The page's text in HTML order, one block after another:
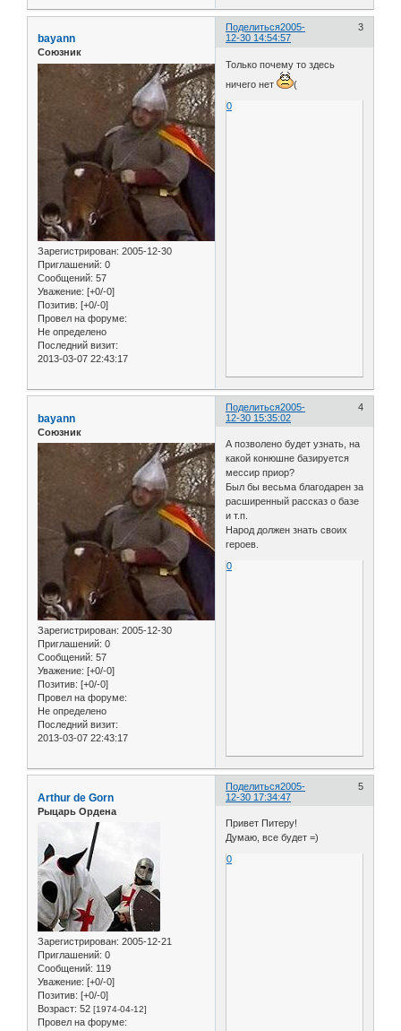
Поделиться 3
2005-
12-30 14:54:57
bayann
Союзник
Зарегистрирован: 2005-12-30
Приглашений: 0
Сообщений: 57
Уважение: [+0/-0]
Позитив: [+0/-0]
Провел на форуме:
Не определено
Последний визит:
2013-03-07 22:43:17
Только почему то здесь
ничего нет
(
0
Поделиться 4
2005-
12-30 15:35:02
bayann
Союзник
Зарегистрирован: 2005-12-30
Приглашений: 0
Сообщений: 57
Уважение: [+0/-0]
Позитив: [+0/-0]
Провел на форуме:
Не определено
Последний визит:
2013-03-07 22:43:17
А позволено будет узнать, на
какой конюшне базируется
мессир приор?
Был бы весьма благодарен за
расширенный рассказ о базе
и т.п.
Народ должен знать своих
героев.
0
Поделиться 5
2005-
12-30 17:34:47
Arthur de Gorn
Рыцарь Ордена
Зарегистрирован: 2005-12-21
Приглашений: 0
Сообщений: 119
Уважение: [+0/-0]
Позитив: [+0/-0]
Возраст: 52 [1974-04-12]
Провел на форуме:
Привет Питеру!
Думаю, все будет =)
0